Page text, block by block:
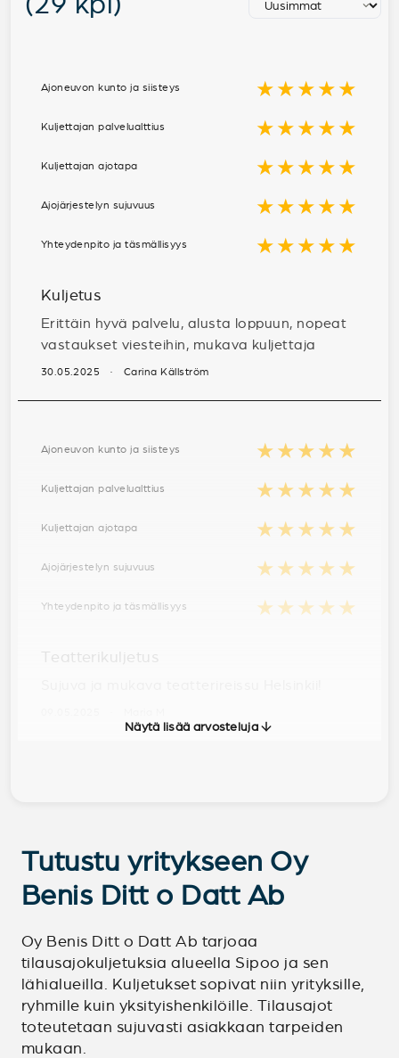
Ajoneuvon kunto ja siisteys ★★★★★
Kuljettajan palvelualttius ★★★★★
Kuljettajan ajotapa ★★★★★
Ajojärjestelyn sujuvuus ★★★★★
Yhteydenpito ja täsmällisyys ★★★★★
Kuljetus
Erittäin hyvä palvelu, alusta loppuun, nopeat
vastaukset viesteihin, mukava kuljettaja
30.05.2025 · Carina Källström
Ajoneuvon kunto ja siisteys ★★★★★
Kuljettajan palvelualttius ★★★★★
Kuljettajan ajotapa ★★★★★
Ajojärjestelyn sujuvuus ★★★★★
Yhteydenpito ja täsmällisyys ★★★★★
Teatterikuljetus
Näytä lisää arvosteluja
Tutustu yritykseen Oy
Benis Ditt o Datt Ab
Oy Benis Ditt o Datt Ab tarjoaa
tilausajokuljetuksia alueella Sipoo ja sen
lähialueilla. Kuljetukset sopivat niin yrityksille,
ryhmille kuin yksityishenkilöille. Tilausajot
toteutetaan sujuvasti asiakkaan tarpeiden
mukaan.